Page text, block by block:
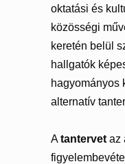
oktatási és
közösségi
keretén belül
hallgatók
hagyományos
alternatív
Atantervet az